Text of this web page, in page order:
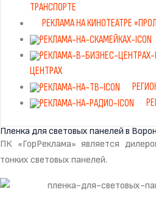
ТРАНСПОРТЕ
РЕКЛАМА НА КИНОТЕАТРЕ
ЦЕНТРАХ
Пленка для световых панелей в
ПК «ГорРеклама» является
тонких световых панелей.